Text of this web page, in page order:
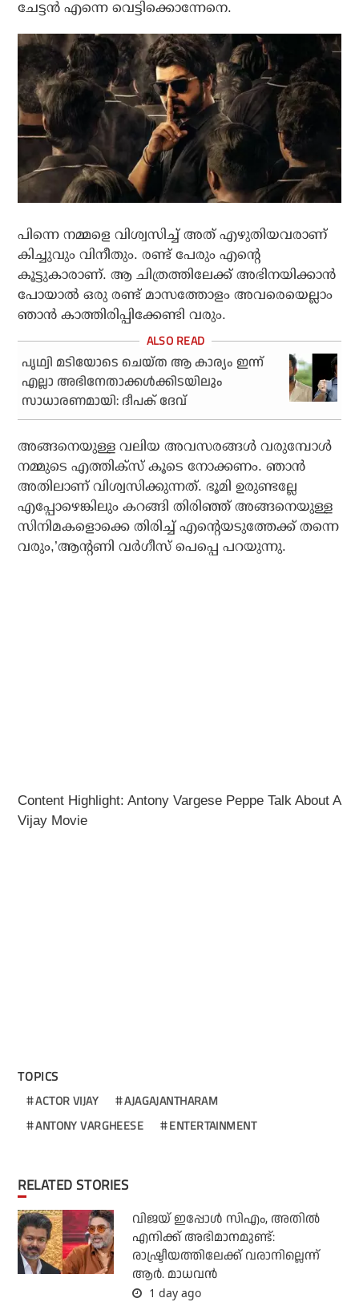
ചേട്ടൻ എന്നെ വെട്ടിക്കൊന്നേനെ.
പിന്നെ നമ്മളെ വിശ്വസിച്ച് അത് എഴുതിയവരാണ്
കിച്ചുവും വിനീതും. രണ്ട് പേരും എന്റെ
കൂട്ടുകാരാണ്. ആ ചിത്രത്തിലേക്ക് അഭിനയിക്കാൻ
പോയാൽ ഒരു രണ്ട് മാസത്തോളം അവരെയെല്ലാം
ഞാൻ കാത്തിരിപ്പിക്കേണ്ടി വരും.
പൃഥ്വി മടിയോടെ ചെയ്ത ആ കാര്യം ഇന്ന്
എല്ലാ അഭിനേതാക്കൾക്കിടയിലും
സാധാരണമായി: ദീപക് ദേവ്
അങ്ങനെയുള്ള വലിയ അവസരങ്ങൾ വരുമ്പോൾ
നമ്മുടെ എത്തിക്സ് കൂടെ നോക്കണം. ഞാൻ
അതിലാണ് വിശ്വസിക്കുന്നത്. ഭൂമി ഉരുണ്ടല്ലേ
എപ്പോഴെങ്കിലും കറങ്ങി തിരിഞ്ഞ് അങ്ങനെയുള്ള
സിനിമകളൊക്കെ തിരിച്ച് എന്റെയടുത്തേക്ക് തന്നെ
വരും,’ആന്റണി വർഗീസ് പെപ്പെ പറയുന്നു.
Content Highlight: Antony Vargese Peppe Talk About A
Vijay Movie
TOPICS
ACTOR VIJAY
AJAGAJANTHARAM
ANTONY VARGHEESE
ENTERTAINMENT
RELATED STORIES
വിജയ് ഇപ്പോൾ സിഎം, അതിൽ
എനിക്ക് അഭിമാനമുണ്ട്:
രാഷ്ട്രീയത്തിലേക്ക് വരാനില്ലെന്ന്
ആർ. മാധവൻ
1 day ago